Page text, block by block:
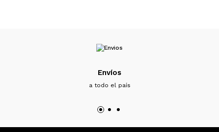
Envíos
a todo el país